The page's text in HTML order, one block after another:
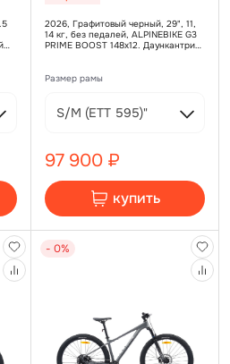
2026, Графитовый черный, 29", 11,
14 кг, без педалей, ALPINEBIKE G3
PRIME BOOST 148х12. Даункантри
стакан, дополнительные бонки,
ротор SHIMANO SM-RT56, 180 мм,
SHIMANO MT200, ротор SHIMANO
Размер рамы
S/M (ЕТТ 595)"
97 900 ₽
купить
- 0%